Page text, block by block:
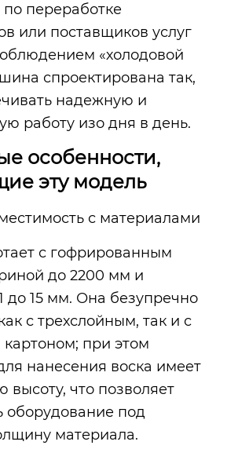
переработке
или поставщиков услуг
«холодовой
спроектирована так,
надежную и
работу изо дня в день.
особенности,
эту модель
с материалами
с гофрированным
до 2200 мм и
до 15 мм. Она безупречно
с трехслойным, так и с
при этом
нанесения воска имеет
высоту, что позволяет
оборудование под
материала.